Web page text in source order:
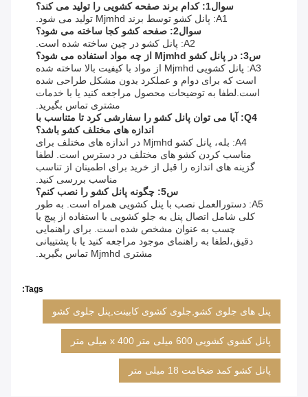
سوال1: کدام برند صفحه کشویی را تولید می کند؟
A1: پانل کشو توسط برند Mjmhd تولید می شود.
سوال2: صفحه کشو کجا ساخته می شود؟
A2: پانل کشو در چین ساخته شده است.
س3: در پانل کشو Mjmhd از چه مواد استفاده می شود؟
A3: پانل کشویی Mjmhd از مواد با کیفیت بالا ساخته شده
است که برای دوام و عملکرد بدون مشکل طراحی شده
است.لطفا به توضیحات محصول مراجعه کنید یا با خدمات
مشتری تماس بگیرید.
Q4: آیا می توان پانل کشو را سفارشی کرد تا متناسب با
اندازه های مختلف کشو باشد؟
A4: بله، پانل کشو Mjmhd در اندازه های مختلف برای
مناسب کردن کشو های مختلف در دسترس است. لطفا
گزینه های اندازه را قبل از خرید برای اطمینان از تناسب
مناسب بررسی کنید.
س5: چگونه پانل کشو را نصب کنم؟
A5: دستورالعمل نصب با پنل کشویی همراه است. به طور
کلی شامل اتصال پنل به جلو کشویی با استفاده از پیچ یا
چسب به عنوان مشخص شده است. برای راهنمایی
دقیق،لطفا به راهنمای موجود مراجعه کنید یا با پشتیبانی
مشتری Mjmhd تماس بگیرید.
Tags:
پنل های جلوی کشو,جلوی کشوی کابینت,پنل جلوی کشو
پانل کشوی کشویی 600 میلی متر x 400 میلی متر
پانل کشو کمد ضخامت 18 میلی متر